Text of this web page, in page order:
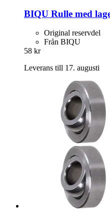
BIQU Rulle med
Original reservdel
Från BIQU
58 kr
Leverans till 17. augusti